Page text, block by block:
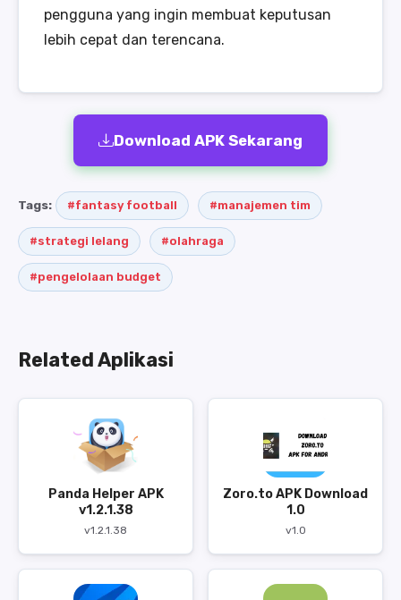
pengguna yang ingin membuat keputusan
lebih cepat dan terencana.
Download APK Sekarang
Tags: #fantasy football #manajemen tim
#strategi lelang #olahraga
#pengelolaan budget
Related Aplikasi
Panda Helper APK
v1.2.1.38
v1.2.1.38
Zoro.to APK Download
1.0
v1.0